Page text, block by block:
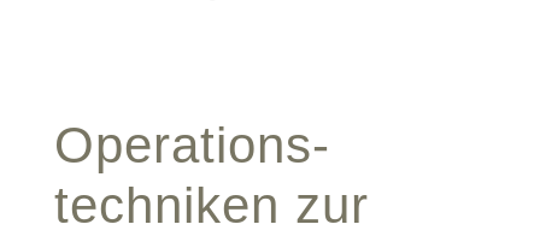
Operations­
techniken zur